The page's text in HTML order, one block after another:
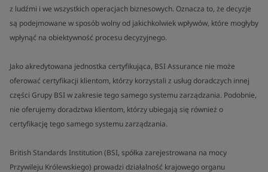
z ludźmi i we wszystkich operacjach biznesowych. Oznacza to, że decyzje
są podejmowane w sposób wolny od jakichkolwiek wpływów, które mogłyby
wpłynąć na obiektywność procesu decyzyjnego.
Jako akredytowana jednostka certyfikująca, BSI Assurance nie może
oferować certyfikacji klientom, którzy korzystali z usług doradczych innej
części Grupy BSI w zakresie tego samego systemu zarządzania. Podobnie,
nie oferujemy doradztwa klientom, którzy ubiegają się również o
certyfikację tego samego systemu zarządzania.
British Standards Institution (BSI, spółka zarejestrowana na mocy
Przywileju Królewskiego) prowadzi działalność krajowego organu